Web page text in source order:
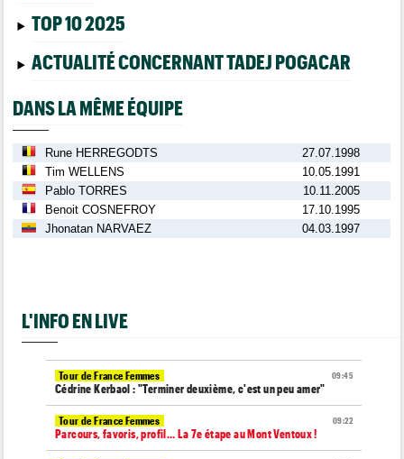
TOP 10 2025
ACTUALITÉ CONCERNANT TADEJ POGACAR
DANS LA MÊME ÉQUIPE
Rune HERREGODTS
27.07.1998
Tim WELLENS
10.05.1991
Pablo TORRES
10.11.2005
Benoit COSNEFROY
17.10.1995
Jhonatan NARVAEZ
04.03.1997
L'INFO EN LIVE
09:45
Tour de France Femmes
Cédrine Kerbaol : "Terminer deuxième, c'est un peu amer"
09:22
Tour de France Femmes
Parcours, favoris, profil… La 7e étape au Mont Ventoux !